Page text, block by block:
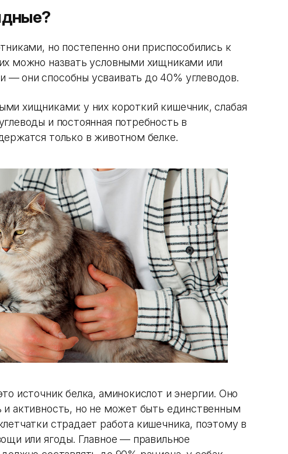
но постепенно они приспособились к
можно назвать условными хищниками или
они способны усваивать до 40% углеводов.
хищниками: у них короткий кишечник, слабая
и постоянная потребность в
только в животном белке.
источник белка, аминокислот и энергии. Оно
и активность, но не может быть единственным
страдает работа кишечника, поэтому в
или ягоды. Главное — правильное